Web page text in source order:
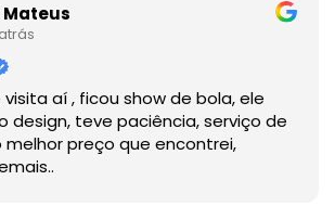
Mateus
aí , ficou show de bola, ele
design, teve paciência, serviço de
melhor preço que encontrei,